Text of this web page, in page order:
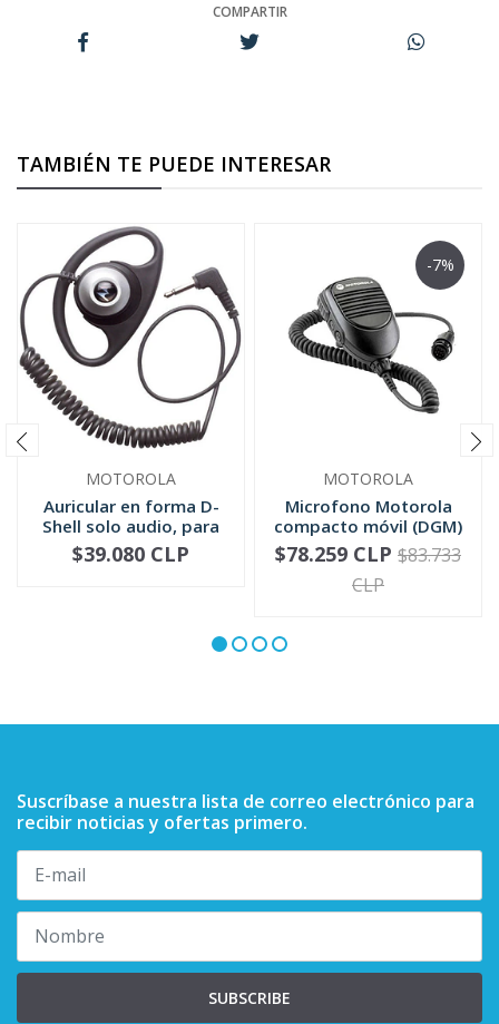
COMPARTIR
TAMBIÉN TE PUEDE INTERESAR
MOTOROLA
Auricular en forma D-
Shell solo audio, para
mic...
+
$39.080 CLP
-7%
MOTOROLA
Microfono Motorola
compacto móvil (DGM)
RMN5052
+
-
$78.259 CLP $83.733
CLP
Suscríbase a nuestra lista de correo electrónico para
recibir noticias y ofertas primero.
SUBSCRIBE